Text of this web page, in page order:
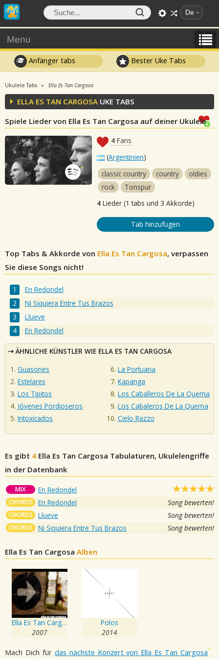
De
Menu
Anfänger tabs Bester Uke Tabs
Ukulele Tabs Ella Es Tan Cargosa
ELLA ES TAN CARGOSA UKE TABS
Spiele Lieder von Ella Es Tan Cargosa auf deiner Ukulele
4 Fans
(Argentinien)
classic country
country
oldies
rock
Tonspur
4 Lieder (1 tabs und 3 Akkorde)
Tab hinzufügen
Top Tabs & Akkorde von Ella Es Tan Cargosa, verpassen
Sie diese Songs nicht!
En Redondel
Ni Siquiera Entre Tus Brazos
Llueve
En Redondel
ÄHNLICHE KÜNSTLER WIE ELLA ES TAN CARGOSA
Guasones
Estelares
Los Tipitos
Jóvenes Pordioseros
Intoxicados
La Portuaria
Kapanga
Los Caballeros De La Quema
Los Cabaleros De La Quema
Cielo Razzo
Es gibt 4 Ella Es Tan Cargosa Tabulaturen, Ukulelengriffe
in der Datenbank
MIX En Redondel
CHORDS En Redondel Song bewerten!
CHORDS Llueve Song bewerten!
CHORDS Ni Siquiera Entre Tus Brazos Song bewerten!
Ella Es Tan Cargosa Alben
Ella Es Tan Cargosa
2007
Polos
2014
Mach Dich für das nächste Konzert von Ella Es Tan Cargosa